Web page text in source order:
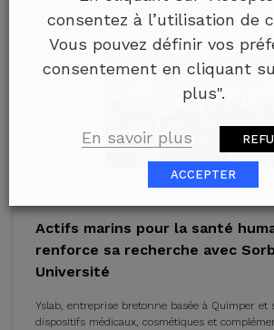
Actifs marins pour la santé
renforce sa recherche avec
Université
Yslab, entreprise bretonne basée à Quimper et
dispositifs médicaux, cosmétiques et
consentez à l’utilisation de
Vous pouvez définir vos
consentement en cliquant
plus".
En savoir plus
ACCEPTER